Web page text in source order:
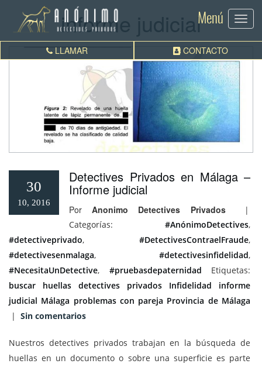
Menú
LLAMAR
CONTACTO
informe judicial
30
10, 2016
Detectives Privados en Málaga –
Informe judicial
PorAnonimo Detectives Privados |
Categorías: #AnónimoDetectives,
#detectiveprivado, #DetectivesContraelFraude,
#detectivesenmalaga, #detectivesinfidelidad,
#NecesitaUnDetective, #pruebasdepaternidad
Etiquetas:
buscar huellas
detectives privados Infidelidad
informe
judicial Málaga problemas con pareja Provincia de Málaga
| Sin comentarios
Nuestros detectives privados trabajan en la búsqueda de
huellas en un documento o sobre una superficie es parte